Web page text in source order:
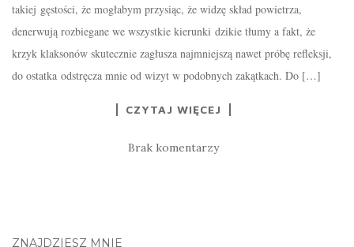
takiej gęstości, że mogłabym przysiąc, że widzę skład powietrza,
denerwują rozbiegane we wszystkie kierunki dzikie tłumy a fakt, że
krzyk klaksonów skutecznie zagłusza najmniejszą nawet próbę refleksji,
do ostatka odstręcza mnie od wizyt w podobnych zakątkach. Do […]
CZYTAJ WIĘCEJ
Brak komentarzy
ZNAJDZIESZ MNIE